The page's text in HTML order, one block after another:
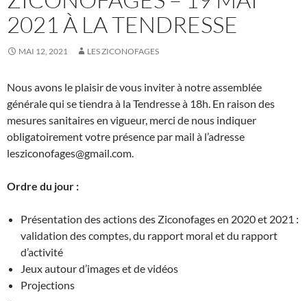
2021 À LA TENDRESSE
MAI 12, 2021 LES ZICONOFAGES
Nous avons le plaisir de vous inviter à notre assemblée
générale qui se tiendra à la Tendresse à 18h. En raison des
mesures sanitaires en vigueur, merci de nous indiquer
obligatoirement votre présence par mail à l’adresse
lesziconofages@gmail.com.
Ordre du jour :
Présentation des actions des Ziconofages en 2020 et 2021 :
validation des comptes, du rapport moral et du rapport
d’activité
Jeux autour d’images et de vidéos
Projections